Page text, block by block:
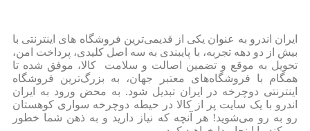
ایران‌ اندرو به عنوان یکی از قدیمی‌ترین فروشگاه های اینترنتی با
بیش از دو دهه تجربه، با پایبندی به سه اصل کلیدی، پرداخت امن،
تحویل به موقع و تضمین اصالت و سلامت کالا، موفق شده تا
همگام با فروشگاه‌های معتبر جهان، به بزرگ‌ترین فروشگاه
اینترنتی دوچرخه در ایران تبدیل شود. به محض ورود به ایران‌
اندرو با یک سایت پر از کالا در حیطه دوچرخه سواری کوهستان
رو به رو می‌شوید! هر آنچه که نیاز دارید و به ذهن شما خطور